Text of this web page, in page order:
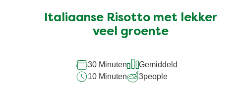
ingediend
voor
Italiaanse Risotto met lekker
veel groente
30 Minuten
Gemiddeld
10 Minuten
3people